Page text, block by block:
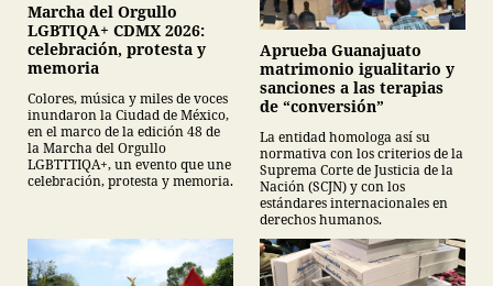
Marcha del Orgullo
LGBTIQA+ CDMX 2026:
celebración, protesta y
memoria
Colores, música y miles de voces
inundaron la Ciudad de México,
en el marco de la edición 48 de
la Marcha del Orgullo
LGBTTTIQA+, un evento que une
celebración, protesta y memoria.
Aprueba Guanajuato
matrimonio igualitario y
sanciones a las terapias
de “conversión”
La entidad homologa así su
normativa con los criterios de la
Suprema Corte de Justicia de la
Nación (SCJN) y con los
estándares internacionales en
derechos humanos.